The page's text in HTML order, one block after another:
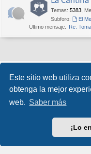
Este sitio web utiliza
obtenga la mejor
web. Saber más
¡Lo
Temas: 5383
Subforo:
El
Último mensaje: Re:
Traducción